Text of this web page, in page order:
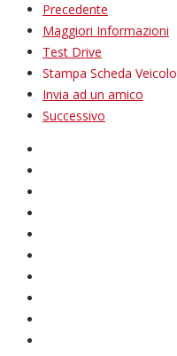
Precedente
Maggiori Informazioni
Test Drive
Stampa Scheda Veicolo
Invia ad un amico
Successivo